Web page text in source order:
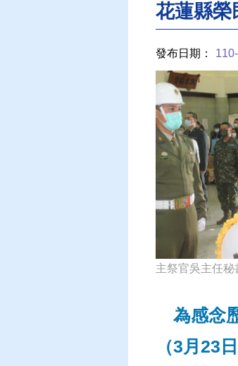
花蓮縣榮
發布日期：
主祭官吳主任
為感念
（3月23